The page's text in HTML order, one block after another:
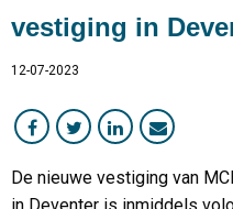
MCB Direct
Medewerker in beeld
MetaalTotaal Service
vestiging in
12-07-2023
De nieuwe vestiging van